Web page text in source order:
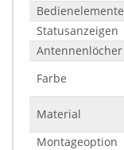
Bedienelemente
Statusanzeigen
Antennenlöcher
Farbe
Material
Montageoption